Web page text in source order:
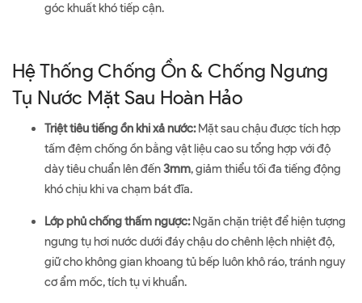
góc khuất khó tiếp cận.
Hệ Thống Chống Ồn & Chống Ngưng
Tụ Nước Mặt Sau Hoàn Hảo
Triệt tiêu tiếng ồn khi xả nước:Mặt sau chậu được tích hợp
tấm đệm chống ồn bằng vật liệu cao su tổng hợp với độ
dày tiêu chuẩn lên đến3mm, giảm thiểu tối đa tiếng động
khó chịu khi va chạm bát đĩa.
Lớp phủ chống thấm ngược:Ngăn chặn triệt để hiện tượng
ngưng tụ hơi nước dưới đáy chậu do chênh lệch nhiệt độ,
giữ cho không gian khoang tủ bếp luôn khô ráo, tránh nguy
cơ ẩm mốc, tích tụ vi khuẩn.